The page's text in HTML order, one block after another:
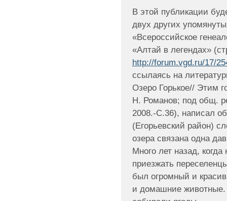
В этой публикации
двух других
«Всероссийское
«Алтай в легендах»
http://forum.vgd.ru/17/
ссылаясь на
Озеро Горькое// Этим
Н. Романов; под общ.
2008.-С.36), написал
(Егорьевский район)
озера связана одна
Много лет назад,
приезжать
был огромный и
и домашние животные.